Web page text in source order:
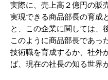
実際に、売上高２億円の販
実現できる商品部長の育成
と、この企業に関しては、
このように商品部長であっ
技術職を育成するか、社外
ば、現在の社長の知る世界